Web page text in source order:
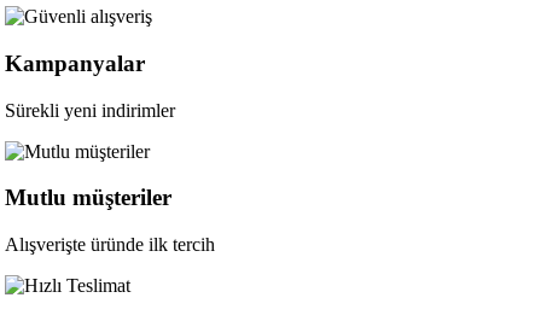
Kampanyalar
Sürekli yeni indirimler
Mutlu müşteriler
Alışverişte üründe ilk tercih